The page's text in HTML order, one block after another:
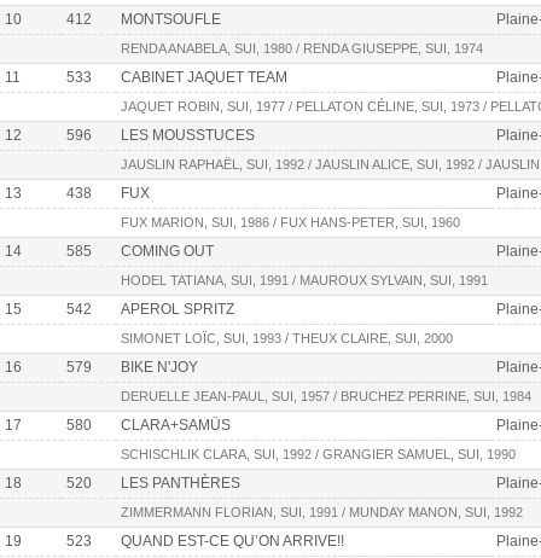
10 412 MONTSOUFLE
RENDA ANABELA, SUI, 1980 / RENDA GIUSEPPE, SUI, 1974
11 533 CABINET JAQUET TEAM
JAQUET ROBIN, SUI, 1977 / PELLATON CÉLINE, SUI, 1973 /
12 596 LES MOUSSTUCES
JAUSLIN RAPHAËL, SUI, 1992 / JAUSLIN ALICE, SUI, 1992 /
13 438 FUX
FUX MARION, SUI, 1986 / FUX HANS-PETER, SUI, 1960
14 585 COMING OUT
HODEL TATIANA, SUI, 1991 / MAUROUX SYLVAIN, SUI, 1991
15 542 APEROL SPRITZ
SIMONET LOÏC, SUI, 1993 / THEUX CLAIRE, SUI, 2000
16 579 BIKE N'JOY
DERUELLE JEAN-PAUL, SUI, 1957 / BRUCHEZ PERRINE, SUI, 1984
17 580 CLARA+SAMÜS
SCHISCHLIK CLARA, SUI, 1992 / GRANGIER SAMUEL, SUI, 1990
18 520 LES PANTHÈRES
ZIMMERMANN FLORIAN, SUI, 1991 / MUNDAY MANON, SUI, 1992
19 523 QUAND EST-CE QU’ON ARRIVE!!